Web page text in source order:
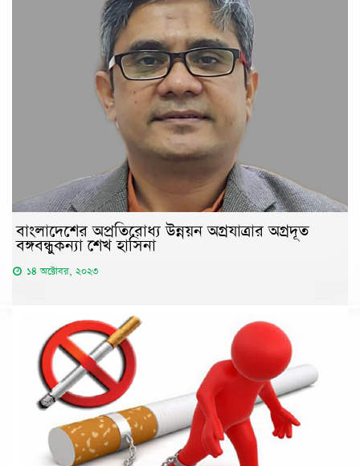
বাংলাদেশের অপ্রতিরোধ্য উন্নয়ন অগ্রযাত্রার অগ্রদূত
বঙ্গবন্ধুকন্যা শেখ হাসিনা
১৪ অক্টোবর, ২০২৩